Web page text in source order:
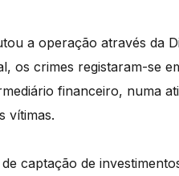
a operação através da
os crimes registaram-se
financeiro, numa
vítimas.
captação de